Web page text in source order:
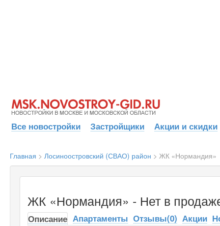
Все новостройки Застройщики Акции и скидки
Главная > Лосиноостровский (СВАО) район > ЖК «Нормандия»
ЖК «Нормандия» - Нет в
Описание Апартаменты Отзывы(0) Акции